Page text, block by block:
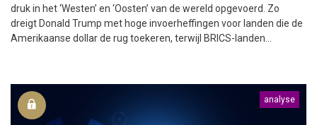
druk in het ‘Westen’ en ‘Oosten’ van de wereld opgevoerd. Zo
dreigt Donald Trump met hoge invoerheffingen voor landen die de
Amerikaanse dollar de rug toekeren, terwijl BRICS-landen...
analyse